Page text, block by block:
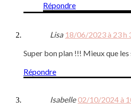
Répondre
Lisa 18/06/2023 à 23 h
Super bon plan !!! Mieux que
Répondre
Isabelle 02/10/2024 à